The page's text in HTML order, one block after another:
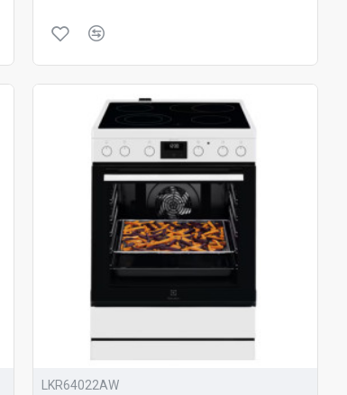
LKR64022AW